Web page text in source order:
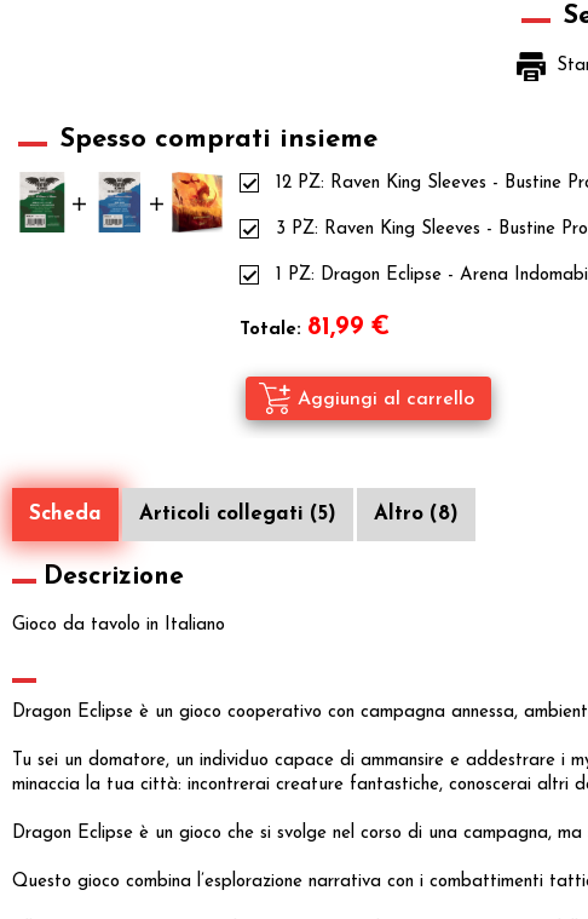
Spesso comprati insieme
12 PZ: Raven King Sleeves - Bustine
3 PZ: Raven King Sleeves - Bustine
1 PZ: Dragon Eclipse - Arena
Totale: 81,99 €
Scheda Articoli collegati (5) Altro (8)
Descrizione
Gioco da tavolo in Italiano
Dragon Eclipse è un gioco cooperativo con campagna annessa,
Tu sei un domatore, un individuo capace di ammansire e addestrare i
minaccia la tua città: incontrerai creature fantastiche, conoscerai altri
Dragon Eclipse è un gioco che si svolge nel corso di una campagna,
Questo gioco combina l’esplorazione narrativa con i combattimenti